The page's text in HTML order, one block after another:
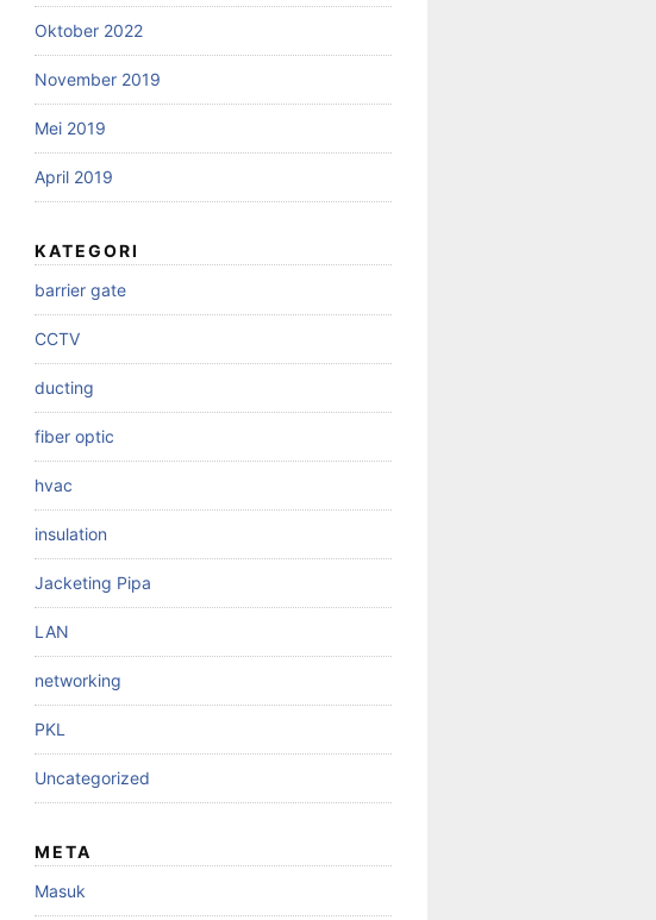
Oktober 2022
November 2019
Mei 2019
April 2019
KATEGORI
barrier gate
CCTV
ducting
fiber optic
hvac
insulation
Jacketing Pipa
LAN
networking
PKL
Uncategorized
META
Masuk